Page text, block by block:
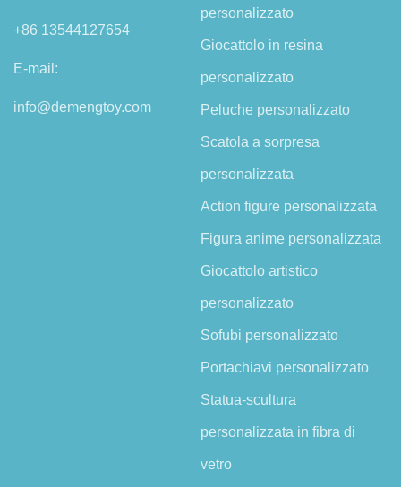
+86 13544127654
E-mail:
info@demengtoy.com
personalizzato
Giocattolo in resina
personalizzato
Peluche personalizzato
Scatola a sorpresa
personalizzata
Action figure personalizzata
Figura anime personalizzata
Giocattolo artistico
personalizzato
Sofubi personalizzato
Portachiavi personalizzato
Statua-scultura
personalizzata in fibra di
vetro